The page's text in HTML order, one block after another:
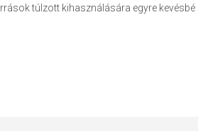
túlzott kihasználására egyre